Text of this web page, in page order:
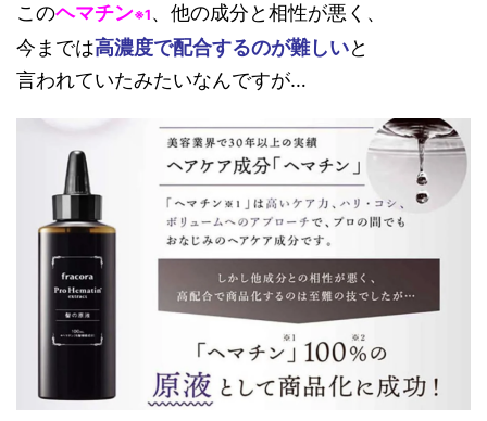
このヘマチン※1 、他の成分と相性が悪く、
今までは高濃度で配合するのが難しいと
言われていたみたいなんですが…